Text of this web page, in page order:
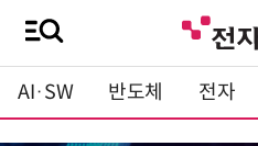
AI·SW 반도체 전자